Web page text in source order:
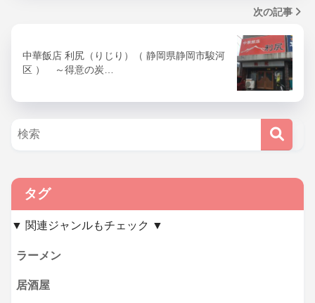
次の記事
中華飯店 利尻（りじり）（ 静岡県静岡市駿河
区 ） ～得意の炭…
タグ
▼ 関連ジャンルもチェック ▼
ラーメン
居酒屋